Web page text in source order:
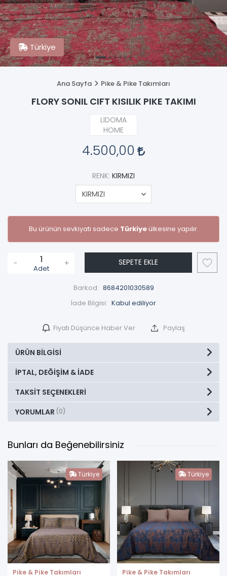
Türkiye
Ana Sayfa Pike & Pike Takımları
FLORY SONIL CIFT KISILIK PIKE TAKIMI
LİDOMA
HOME
4.500,00
RENK: KIRMIZI
Bu ürünün sevkiyatı sadece Türkiyeülkesine yapılır.
-
Adet
+ SEPETE EKLE
Barkod: 8684201030589
İade Bilgisi:
Fiyatı Düşünce Haber Ver Paylaş
ÜRÜN BILGISI
İPTAL, DEĞIŞIM & İADE
TAKSIT SEÇENEKLERI
YORUMLAR (0)
Bunları da Beğenebilirsiniz
Türkiye
Pike & Pike Takımları
Türkiye
Pike & Pike Takımları